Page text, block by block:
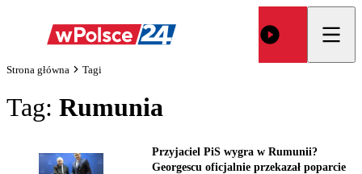
Strona główna Tagi
Tag: Rumunia
Przyjaciel PiS wygra w Rumunii?
Georgescu oficjalnie przekazał poparcie